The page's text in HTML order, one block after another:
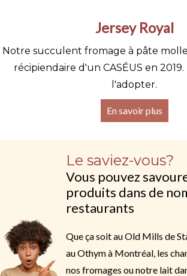
Jersey Royal
Notre succulent fromage à pâte
récipiendaire d'un CASÉUS en 2019.
l'adopter.
En savoir plus
Le saviez-vous?
Vous pouvez
produits dans de
restaurants
Que ça soit au Old Mills de
au Othym à Montréal, les
nos fromages ou notre lait